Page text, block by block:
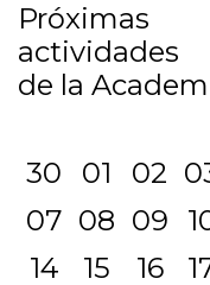
Próximas
actividades
de la
30 01 02
07 08 09
14
15 16